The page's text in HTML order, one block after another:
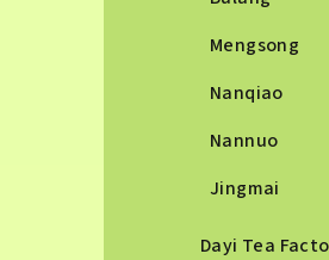
Mengsong
Nanqiao
Nannuo
Jingmai
Dayi Tea